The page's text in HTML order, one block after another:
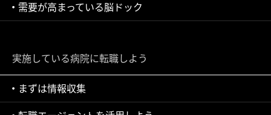
需要が高まっている脳ドック
実施している病院に転職しよう
まずは情報収集